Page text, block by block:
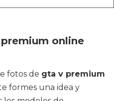
online
fotos de gta v premium
formes una idea y